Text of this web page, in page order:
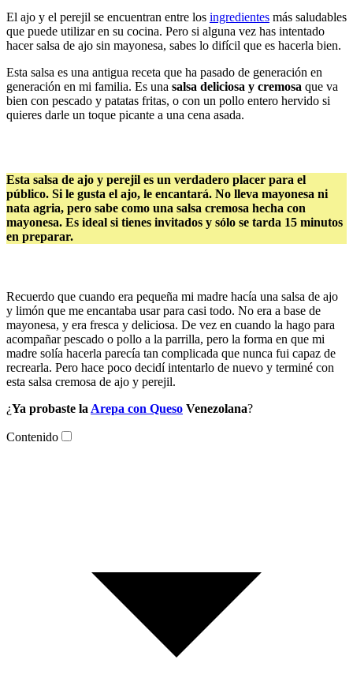
El ajo y el perejil se encuentran entre los ingredientes más saludables
que puede utilizar en su cocina. Pero si alguna vez has intentado
hacer salsa de ajo sin mayonesa, sabes lo difícil que es hacerla bien.
Esta salsa es una antigua receta que ha pasado de generación en
generación en mi familia. Es una salsa deliciosa y cremosa que va
bien con pescado y patatas fritas, o con un pollo entero hervido si
quieres darle un toque picante a una cena asada.
Esta salsa de ajo y perejil es un verdadero placer para el
público. Si le gusta el ajo, le encantará. No lleva mayonesa ni
nata agria, pero sabe como una salsa cremosa hecha con
mayonesa. Es ideal si tienes invitados y sólo se tarda 15 minutos
en preparar.
Recuerdo que cuando era pequeña mi madre hacía una salsa de ajo
y limón que me encantaba usar para casi todo. No era a base de
mayonesa, y era fresca y deliciosa. De vez en cuando la hago para
acompañar pescado o pollo a la parrilla, pero la forma en que mi
madre solía hacerla parecía tan complicada que nunca fui capaz de
recrearla. Pero hace poco decidí intentarlo de nuevo y terminé con
esta salsa cremosa de ajo y perejil.
¿Ya probaste la Arepa con Queso Venezolana?
Contenido